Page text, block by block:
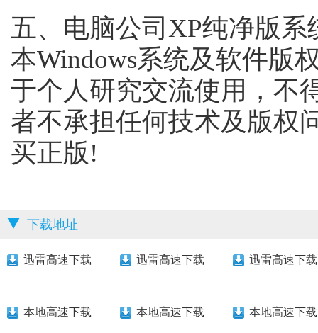
五、电脑公司XP纯净版系
本Windows系统及软件版
于个人研究交流使用，不
者不承担任何技术及版权
买正版!
下载地址
迅雷高速下载 迅雷高速下载 迅雷高速下载
本地高速下载 本地高速下载 本地高速下载